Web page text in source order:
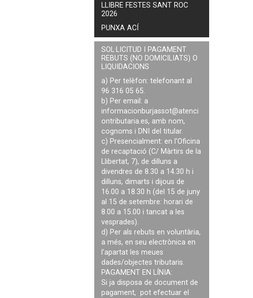
LLIBRE FESTES SANT ROC
2026
PUNXA ACÍ
SOL·LICITUD I PAGAMENT
REBUTS (NO DOMICILIATS) O
LIQUIDACIONS
a) Per telèfon: telefonant al
96 316 05 65.
b) Per email: a
informacionburjassot@atenci
ontributaria.es, amb nom,
cognoms i DNI del titular.
c) Presencialment: en l'Oficina
de recaptació (C/ Màrtirs de la
Llibertat, 7), de dilluns a
divendres de 8.30 a 14.30 h i
dilluns, dimarts i dijous de
16.00 a 18.30 h (del 15 de juny
al 15 de setembre: horari de
8.00 a 15.00 i tancat a les
vesprades).
d) Per als rebuts en voluntària,
a més, en seu electrònica en
l'apartat les meues
dades/objectes tributaris.
PAGAMENT EN LÍNIA:
Si ja disposa de document de
pagament, pot efectuar el